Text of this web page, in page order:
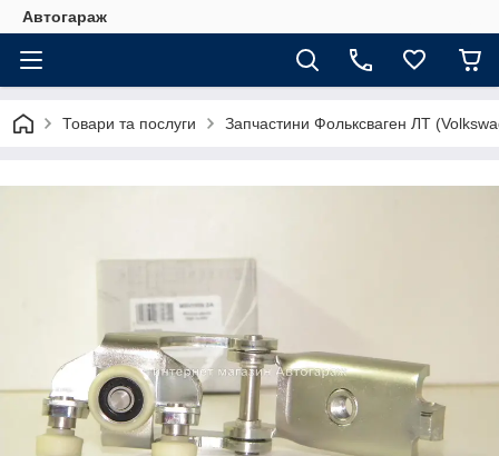
Автогараж
Товари та послуги Запчастини Фольксваген ЛТ